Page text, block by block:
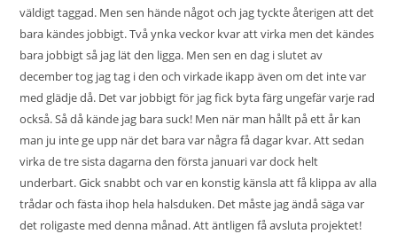
väldigt taggad. Men sen hände något och jag tyckte återigen att det
bara kändes jobbigt. Två ynka veckor kvar att virka men det kändes
bara jobbigt så jag lät den ligga. Men sen en dag i slutet av
december tog jag tag i den och virkade ikapp även om det inte var
med glädje då. Det var jobbigt för jag fick byta färg ungefär varje rad
också. Så då kände jag bara suck! Men när man hållt på ett år kan
man ju inte ge upp när det bara var några få dagar kvar. Att sedan
virka de tre sista dagarna den första januari var dock helt
underbart. Gick snabbt och var en konstig känsla att få klippa av alla
trådar och fästa ihop hela halsduken. Det måste jag ändå säga var
det roligaste med denna månad. Att äntligen få avsluta projektet!